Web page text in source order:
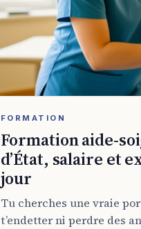
FORMATION
Formation aide-
d’État, salaire et
jour
Tu cherches une vraie
t’endetter ni perdre des